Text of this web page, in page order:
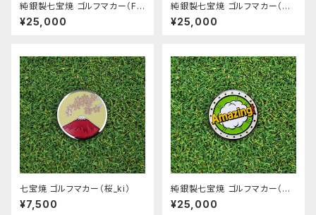
純銀製七宝焼 ゴルフマカー（FA
NTASTIC!_ao）
¥25,000
純銀製七宝焼 ゴルフマカー（mi
dori）
¥25,000
七宝焼 ゴルフマカー（桜_ki）
¥7,500
純銀製七宝焼 ゴルフマカー（A
mazing!_siro）
¥25,000